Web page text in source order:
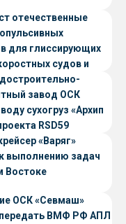
отечественные
для глиссирующих
судов и
осадкой
завод ОСК
сухогруз «Архип
RSD59
«Варяг»
выполнению задач
Востоке
ОСК «Севмаш»
передать ВМФ РФ АПЛ